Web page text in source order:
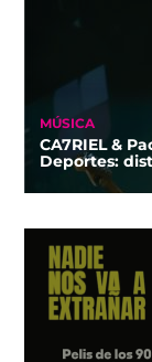
MÚSICA
CA7RIEL &
Deportes: